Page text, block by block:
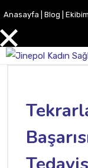
Anasayfa Blog